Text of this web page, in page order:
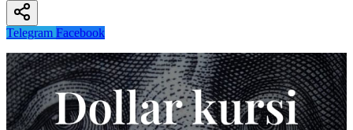
Telegram Facebook